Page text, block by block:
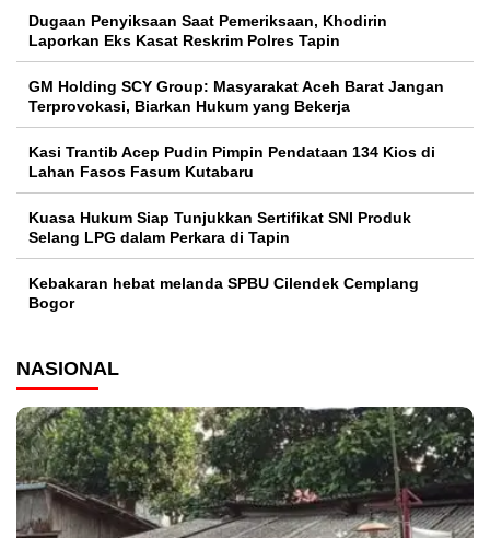
Dugaan Penyiksaan Saat Pemeriksaan, Khodirin
Laporkan Eks Kasat Reskrim Polres Tapin
GM Holding SCY Group: Masyarakat Aceh Barat Jangan
Terprovokasi, Biarkan Hukum yang Bekerja
Kasi Trantib Acep Pudin Pimpin Pendataan 134 Kios di
Lahan Fasos Fasum Kutabaru
Kuasa Hukum Siap Tunjukkan Sertifikat SNI Produk
Selang LPG dalam Perkara di Tapin
Kebakaran hebat melanda SPBU Cilendek Cemplang
Bogor
NASIONAL